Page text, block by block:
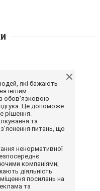
які бажають
іншим
обов'язковою
Це допоможе
рішення.
та
питань, що
ненормативної
компаніями;
діяльність
посилань на
та